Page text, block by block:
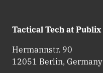
Tactical Tech at Publix
Hermannstr. 90
12051 Berlin, Germany